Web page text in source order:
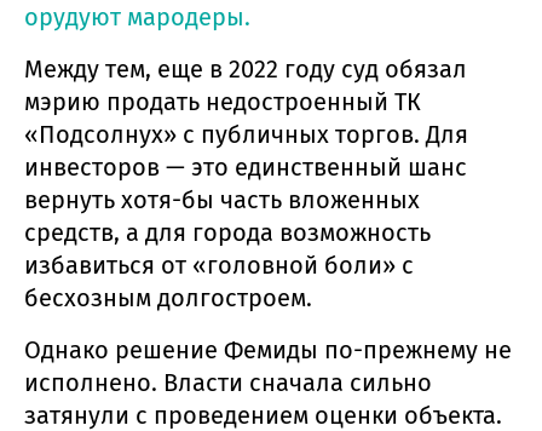
орудуют мародеры.
Между тем, еще в 2022 году суд обязал
мэрию продать недостроенный ТК
«Подсолнух» с публичных торгов. Для
инвесторов — это единственный шанс
вернуть хотя-бы часть вложенных
средств, а для города возможность
избавиться от «головной боли» с
бесхозным долгостроем.
Однако решение Фемиды по-прежнему не
исполнено. Власти сначала сильно
затянули с проведением оценки объекта.